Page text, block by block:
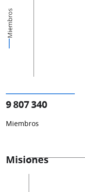
Miembros
9 807 340
Miembros
Misiones